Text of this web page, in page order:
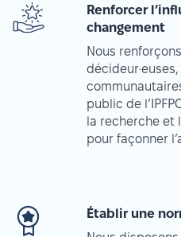
Renforcer
changement
Nous
public de
la recherche et
pour façonner
Établir une